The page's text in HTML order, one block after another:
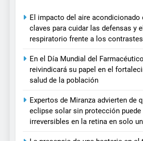
El impacto del aire acondicionado
claves para cuidar las defensas y
respiratorio frente a los
En el Día Mundial del
reivindicará su papel en el
salud de la población
Expertos de Miranza advierten de
eclipse solar sin protección puede
irreversibles en la retina en solo